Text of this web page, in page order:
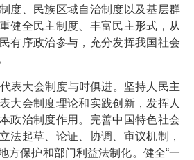
度、民族区域自治制度以及基层群
健全民主制度、丰富民主形式，从
有序政治参与，充分发挥我国社会
代表大会制度与时俱进。坚持人民主
大会制度理论和实践创新，发挥人
政治制度作用。完善中国特色社会
法起草、论证、协调、审议机制，
方保护和部门利益法制化。健全“一